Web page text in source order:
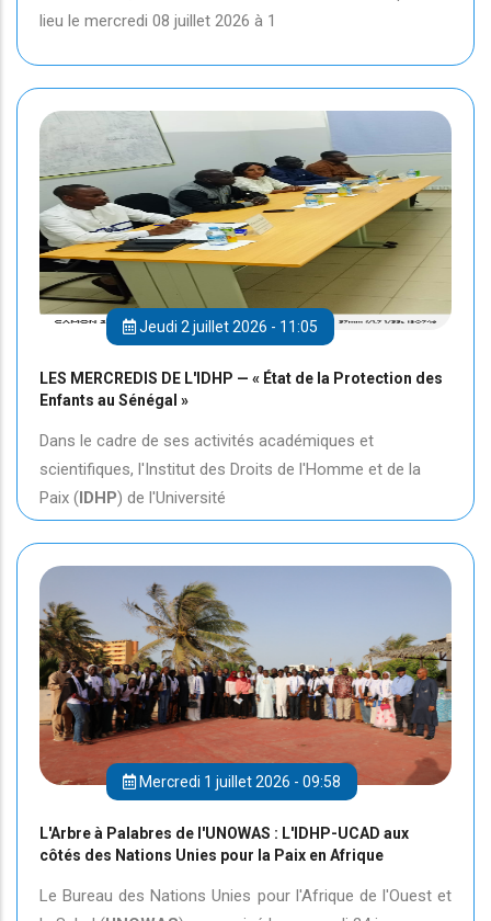
lieu le mercredi 08 juillet 2026 à 1
Jeudi 2 juillet 2026 - 11:05
LES MERCREDIS DE L'IDHP — « État de la Protection des
Enfants au Sénégal »
Dans le cadre de ses activités académiques et
scientifiques, l'Institut des Droits de l'Homme et de la
Paix (IDHP) de l'Université
Mercredi 1 juillet 2026 - 09:58
L'Arbre à Palabres de l'UNOWAS : L'IDHP-UCAD aux
côtés des Nations Unies pour la Paix en Afrique
Le Bureau des Nations Unies pour l'Afrique de l'Ouest et